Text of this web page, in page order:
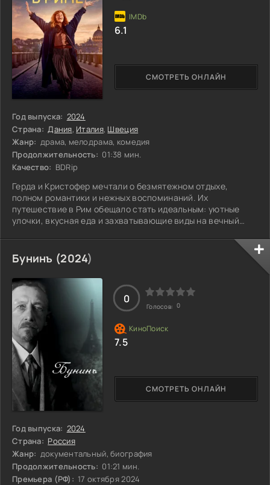
Год выпуска: 2024
Страна: Дания, Италия, Швеция
Жанр: драма, мелодрама, комедия
Продолжительность: 01:38 мин.
Качество: BDRip
Герда и Кристофер мечтали о безмятежном отдыхе,
полном романтики и нежных воспоминаний. Их
путешествие в Рим обещало стать идеальным: уютные
улочки, вкусная еда и захватывающие виды на вечный
старый знакомый, появляющийся на горизонте с целым
набором своих правил и ожиданий. Вместо того чтобы
наслаждаться моментами вдвоем, пара оказывается
втянутой в водоворот новых обязательств и неожиданных
игр. Прежняя идиллия начинает рассыпаться, и на
СМОТРЕТЬ ОНЛАЙН
6.1
Бунинъ (2024)
Год выпуска: 2024
Страна: Россия
Жанр: документальный, биография
Продолжительность: 01:21 мин.
Премьера (РФ): 17 октября 2024
СМОТРЕТЬ ОНЛАЙН
0
Голосов: 0
7.5